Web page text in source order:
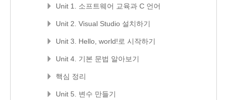
Unit 1. 소프트웨어 교육과 C 언어
Unit 2. Visual Studio 설치하기
Unit 3. Hello, world!로 시작하기
Unit 4. 기본 문법 알아보기
핵심 정리
Unit 5. 변수 만들기